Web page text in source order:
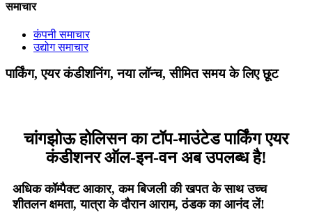
समाचार
कंपनी समाचार
उद्योग समाचार
पार्किंग, एयर कंडीशनिंग, नया लॉन्च, सीमित समय के लिए छूट
चांगझोऊ होलिसन का टॉप-माउंटेड पार्किंग एयर
कंडीशनर ऑल-इन-वन अब उपलब्ध है!
अधिक कॉम्पैक्ट आकार, कम बिजली की खपत के साथ उच्च
शीतलन क्षमता, यात्रा के दौरान आराम, ठंडक का आनंद लें!